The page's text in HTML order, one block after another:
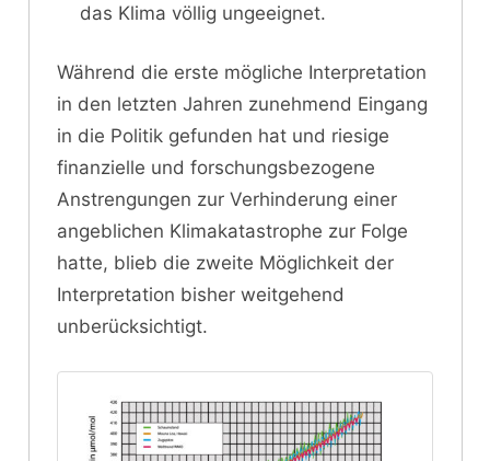
das Klima völlig ungeeignet.
Während die erste mögliche Interpretation
in den letzten Jahren zunehmend Eingang
in die Politik gefunden hat und riesige
finanzielle und forschungsbezogene
Anstrengungen zur Verhinderung einer
angeblichen Klimakatastrophe zur Folge
hatte, blieb die zweite Möglichkeit der
Interpretation bisher weitgehend
unberücksichtigt.